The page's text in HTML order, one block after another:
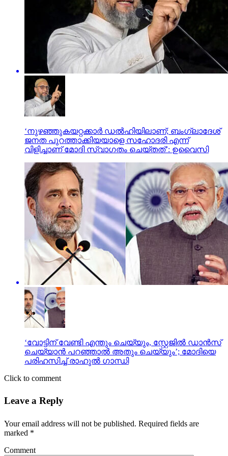
‘നുഴഞ്ഞുകയറ്റക്കാർ ഡൽഹിയിലാണ്; ബംഗ്ലാദേശ്
ജനത പുറത്താക്കിയയാളെ സഹോദരി എന്ന്
വിളിച്ചാണ് മോദി സ്വാഗതം ചെയ്തത്’: ഉവൈസി
‘വോട്ടിന് വേണ്ടി എന്തും ചെയ്യും, സ്റ്റേജിൽ ഡാൻസ്
ചെയ്യാൻ പറഞ്ഞാൽ അതും ചെയ്യും’; മോദിയെ
പരിഹസിച്ച് രാഹുൽ ഗാന്ധി
Click to comment
Leave a Reply
Your email address will not be published. Required fields are
marked *
Comment